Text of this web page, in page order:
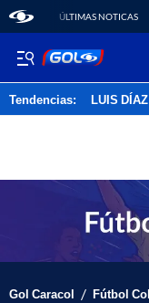
ÚLTIMAS NOTICAS
Tendencias: LUIS DÍAZ
Gol Caracol / Fútbol